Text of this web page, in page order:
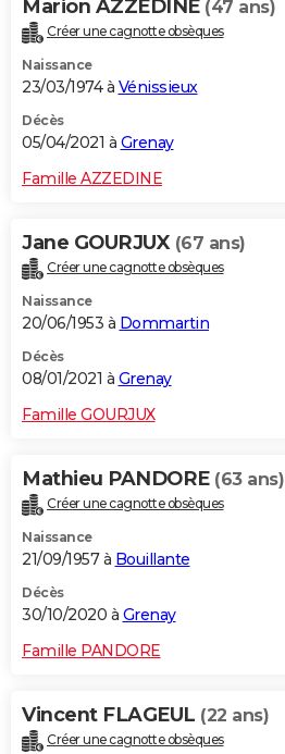
Marion AZZEDINE (47 ans)
Créer une cagnotte obsèques
Naissance
23/03/1974 à Vénissieux
Décès
05/04/2021 à Grenay
Famille AZZEDINE
Jane GOURJUX (67 ans)
Créer une cagnotte obsèques
Naissance
20/06/1953 à Dommartin
Décès
08/01/2021 à Grenay
Famille GOURJUX
Mathieu PANDORE (63 ans)
Créer une cagnotte obsèques
Naissance
21/09/1957 à Bouillante
Décès
30/10/2020 à Grenay
Famille PANDORE
Vincent FLAGEUL (22 ans)
Créer une cagnotte obsèques